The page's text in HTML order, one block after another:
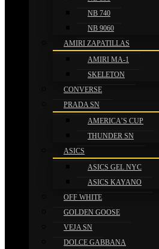
NB 740
NB 9060
AMIRI ZAPATILLAS
AMIRI MA-1
SKELETON
CONVERSE
PRADA SN
AMERICA’S CUP
THUNDER SN
ASICS
ASICS GEL NYC
ASICS KAYANO
OFF WHITE
GOLDEN GOOSE
VEJA SN
DOLCE GABBANA